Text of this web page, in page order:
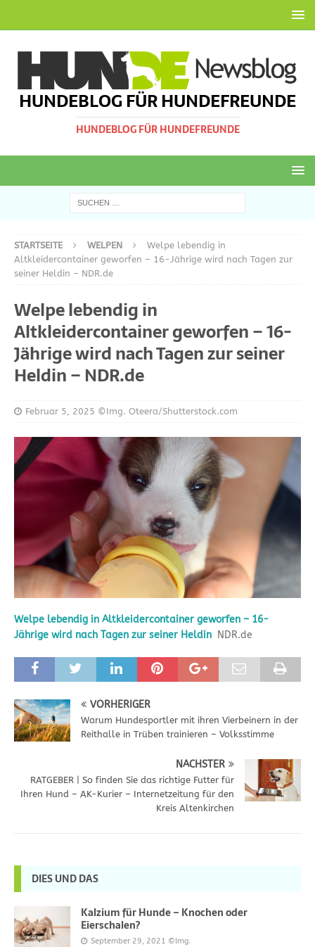
HUNDEBLOG FÜR HUNDEFREUNDE
HUNDEBLOG FÜR HUNDEFREUNDE
STARTSEITE WELPEN
Welpe lebendig in
Altkleidercontainer geworfen – 16-Jährige wird nach Tagen zur
seiner Heldin – NDR.de
Welpe lebendig in
Altkleidercontainer geworfen – 16-
Jährige wird nach Tagen zur seiner
Heldin – NDR.de
Februar 5, 2025 ©Img. Oteera/Shutterstock.com
Welpe lebendig in Altkleidercontainer geworfen – 16-
Jährige wird nach Tagen zur seiner Heldin NDR.de
VORHERIGER
Warum Hundesportler mit ihren Vierbeinern in der
Reithalle in Trüben trainieren – Volksstimme
NÄCHSTER
RATGEBER | So finden Sie das richtige Futter für
Ihren Hund – AK-Kurier – Internetzeitung für den
Kreis Altenkirchen
DIES UND DAS
Kalzium für Hunde – Knochen oder
Eierschalen?
September 29, 2021 ©Img.